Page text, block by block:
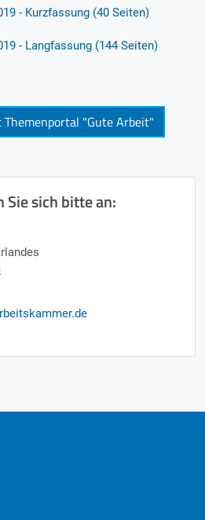
- Kurzfassung (40 Seiten)
- Langfassung (144 Seiten)
"Gute Arbeit"
Sie sich bitte an: